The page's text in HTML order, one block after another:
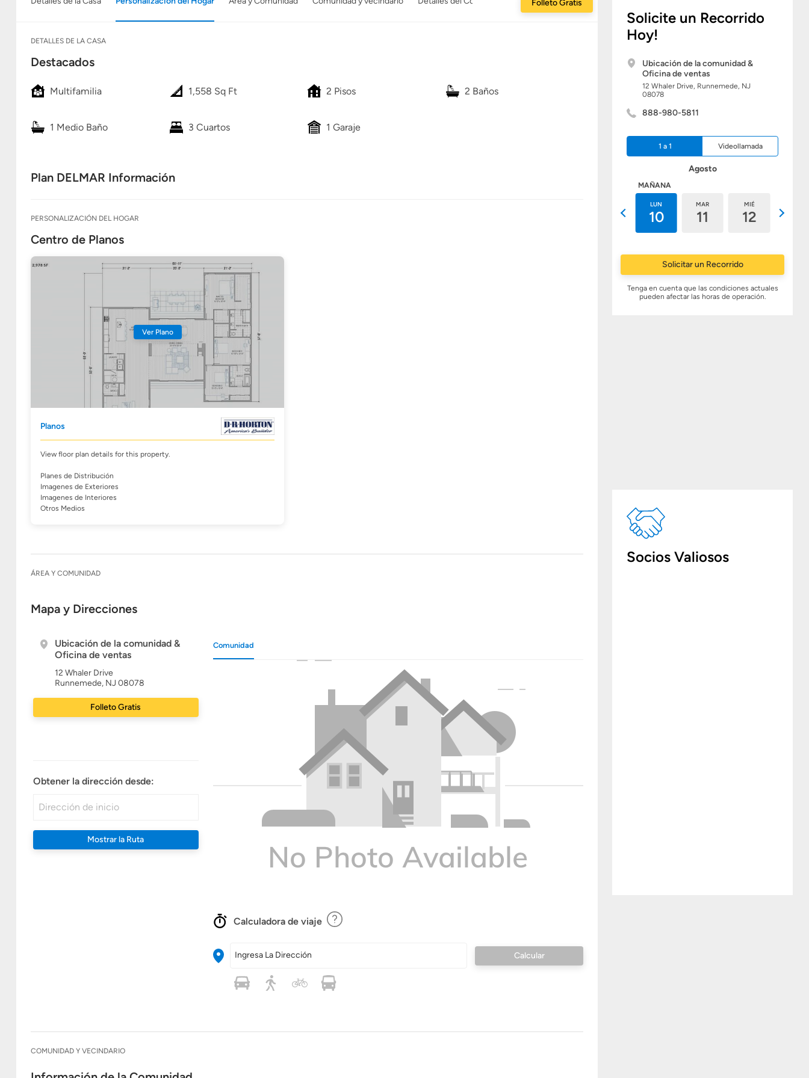
Solicite un Recorrido
Hoy!
Ubicación de la comunidad &
Oficina de ventas
12 Whaler Drive, Runnemede, NJ
08078
888-980-5811
1 a 1 Videollamada
Agosto
MAÑANA
LUN
10
MAR
11
MIÉ
12
Solicitar un Recorrido
Tenga en cuenta que las condiciones actuales
pueden afectar las horas de operación.
Socios Valiosos
Folleto Gratis
DETALLES DE LA CASA
Destacados
Multifamilia 1,558 Sq Ft 2 Pisos 2 Baños
1 Medio Baño 3 Cuartos 1 Garaje
Plan DELMAR Información
PERSONALIZACIÓN DEL HOGAR
Centro de Planos
Ver Plano
Planos
View floor plan details for this property.
Planes de Distribución
Imagenes de Exteriores
Imagenes de Interiores
Otros Medios
ÁREA Y COMUNIDAD
Mapa y Direcciones
Ubicación de la comunidad &
Oficina de ventas
12 Whaler Drive
Runnemede, NJ 08078
Folleto Gratis
Obtener la dirección desde:
Mostrar la Ruta
Comunidad
Calculadora de viaje
Ingresa La Dirección
COMUNIDAD Y VECINDARIO